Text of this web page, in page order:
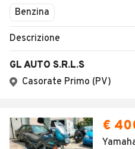
Benzina
Descrizione
GL AUTO S.R.L.S
Casorate Primo (PV)
€